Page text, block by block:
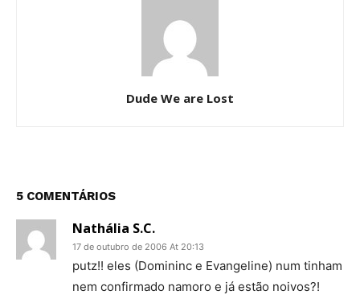
Dude We are Lost
5 COMENTÁRIOS
Nathália S.C.
17 de outubro de 2006 At 20:13
putz!! eles (Domininc e Evangeline) num tinham
nem confirmado namoro e já estão noivos?!